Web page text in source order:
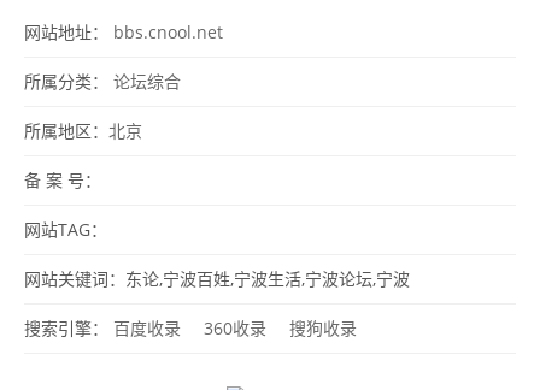
网站地址： bbs.cnool.net
所属分类： 论坛综合
所属地区： 北京
备 案 号：
网站TAG：
网站关键词：东论,宁波百姓,宁波生活,宁波论坛,宁波
搜索引擎： 百度收录 360收录 搜狗收录